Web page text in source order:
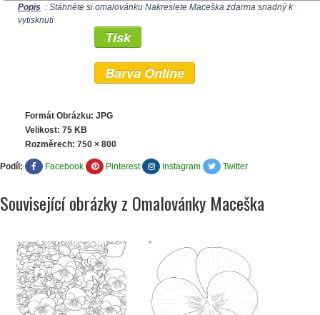
Popis : Stáhněte si omalovánku Nakreslete Maceška zdarma snadný k
vytisknutí
Tisk
Barva Online
Formát Obrázku: JPG
Velikost: 75 KB
Rozměrech: 750 × 800
Podíl: Facebook Pinterest Instagram Twitter
Související obrázky z Omalovánky Maceška